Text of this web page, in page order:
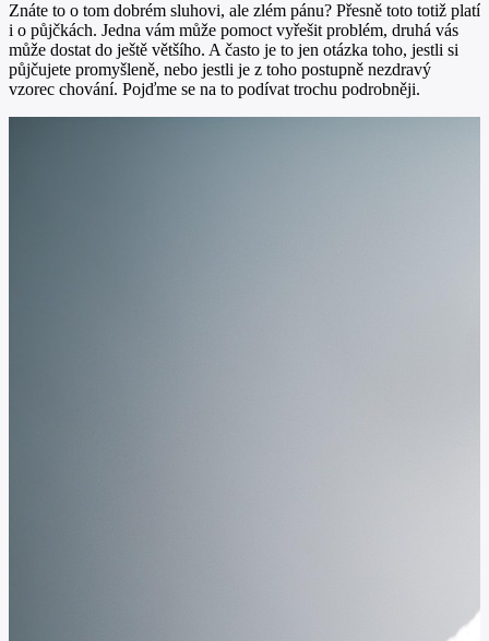
Znáte to o tom dobrém sluhovi, ale zlém pánu? Přesně toto totiž platí
i o půjčkách. Jedna vám může pomoct vyřešit problém, druhá vás
může dostat do ještě většího. A často je to jen otázka toho, jestli si
půjčujete promyšleně, nebo jestli je z toho postupně nezdravý
vzorec chování. Pojďme se na to podívat trochu podrobněji.